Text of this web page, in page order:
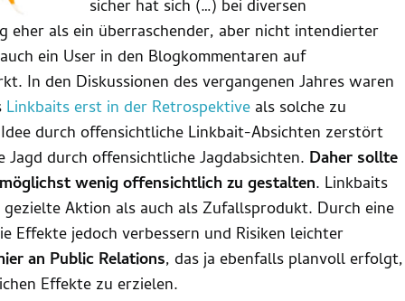
sicher hat sich (…) bei diversen
eher als ein überraschender, aber nicht intendierter
ein User in den Blogkommentaren auf
In den Diskussionen des vergangenen Jahres waren
Linkbaits erst in der Retrospektive als solche zu
durch offensichtliche Linkbait-Absichten zerstört
durch offensichtliche Jagdabsichten. Daher sollte
wenig offensichtlich zu gestalten. Linkbaits
Aktion als auch als Zufallsprodukt. Durch eine
Effekte jedoch verbessern und Risiken leichter
an Public Relations, das ja ebenfalls planvoll erfolgt,
Effekte zu erzielen.